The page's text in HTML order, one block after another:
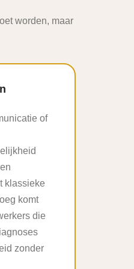
worden, maar
of
klassieke
komt
die
zonder